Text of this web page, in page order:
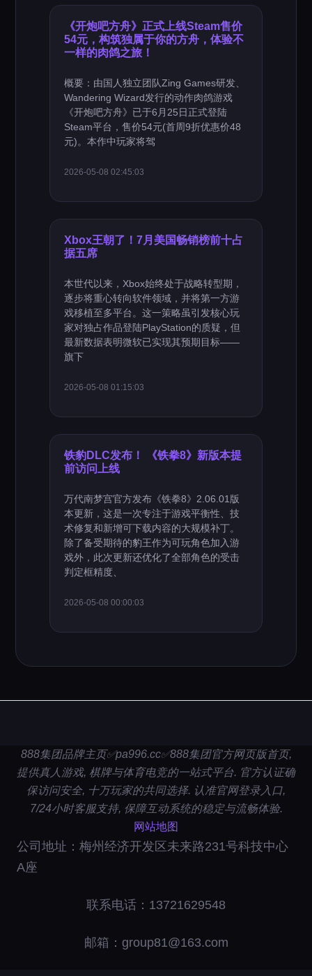
《开炮吧方舟》正式上线Steam售价
54元，构筑独属于你的方舟，体验不
一样的肉鸽之旅！
概要：由国人独立团队Zing Games研发、
Wandering Wizard发行的动作肉鸽游戏
《开炮吧方舟》已于6月25日正式登陆
Steam平台，售价54元(首周9折优惠价48
元)。本作中玩家将驾
2026-05-08 02:45:03
Xbox王朝了！7月美国畅销榜前十占
据五席
本世代以来，Xbox始终处于战略转型期，
逐步将重心转向软件领域，并将第一方游
戏移植至多平台。这一策略虽引发核心玩
家对独占作品登陆PlayStation的质疑，但
最新数据表明微软已实现其预期目标——
旗下
2026-05-08 01:15:03
铁豹DLC发布！ 《铁拳8》新版本提
前访问上线
万代南梦宫官方发布《铁拳8》2.06.01版
本更新，这是一次专注于游戏平衡性、技
术修复和新增可下载内容的大规模补丁。
除了备受期待的豹王作为可玩角色加入游
戏外，此次更新还优化了全部角色的受击
判定框精度、
2026-05-08 00:00:03
888集团品牌主页✅pa996.cc✅888集团官方网页版首页,
提供真人游戏, 棋牌与体育电竞的一站式平台. 官方认证确
保访问安全, 十万玩家的共同选择. 认准官网登录入口,
7/24小时客服支持, 保障互动系统的稳定与流畅体验.
网站地图
公司地址：梅州经济开发区未来路231号科技中心
A座
联系电话：13721629548
邮箱：group81@163.com